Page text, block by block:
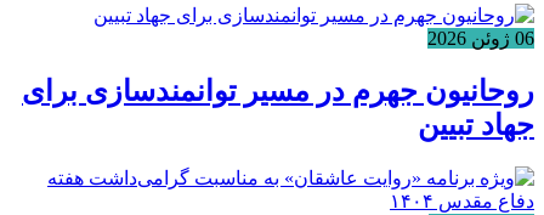
06 ژوئن 2026
روحانیون جهرم در مسیر توانمندسازی برای
جهاد تبیین